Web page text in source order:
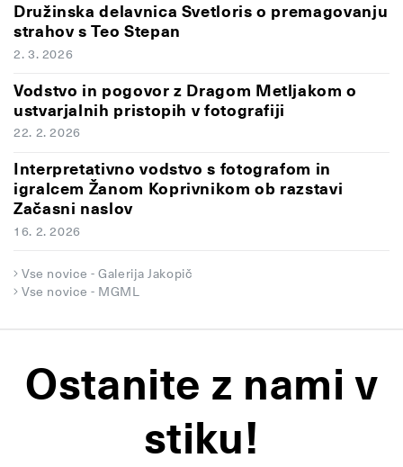
Družinska delavnica Svetloris o premagovanju
strahov s Teo Stepan
2. 3. 2026
Vodstvo in pogovor z Dragom Metljakom o
ustvarjalnih pristopih v fotografiji
22. 2. 2026
Interpretativno vodstvo s fotografom in
igralcem Žanom Koprivnikom ob razstavi
Začasni naslov
16. 2. 2026
Vse novice - Galerija Jakopič
Vse novice - MGML
Ostanite z nami v
stiku!